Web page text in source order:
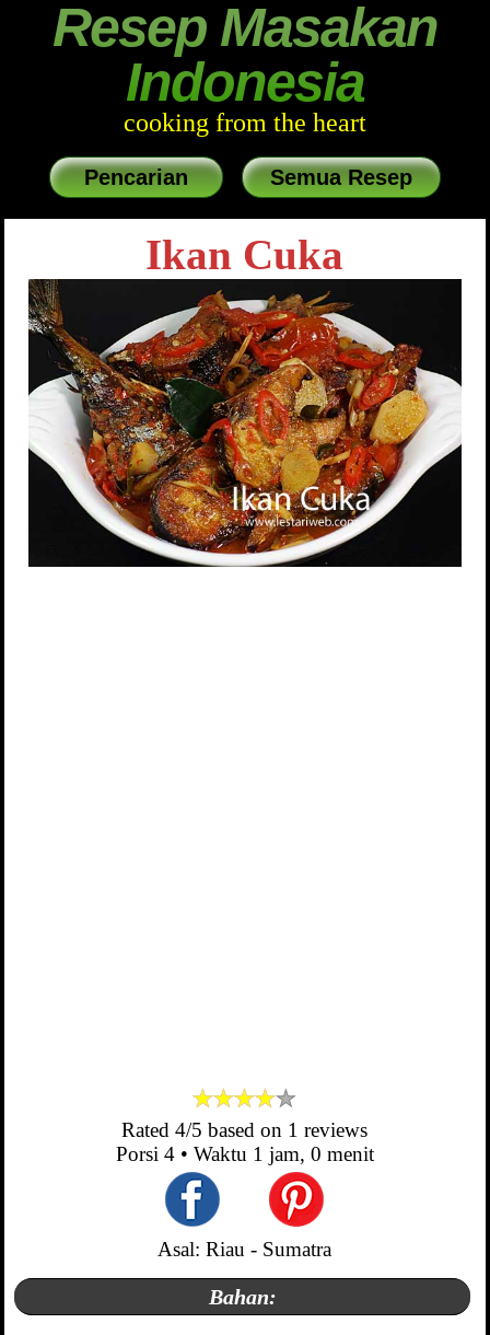
Resep Masakan
Indonesia
cooking from the heart
Pencarian Semua Resep
Ikan Cuka
Rated4/5 based on 1 reviews
Porsi 4• Waktu 1 jam, 0 menit
Asal: Riau - Sumatra
Bahan: